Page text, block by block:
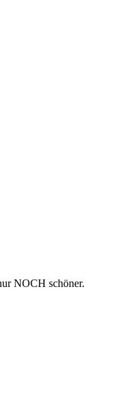
NOCH schöner.